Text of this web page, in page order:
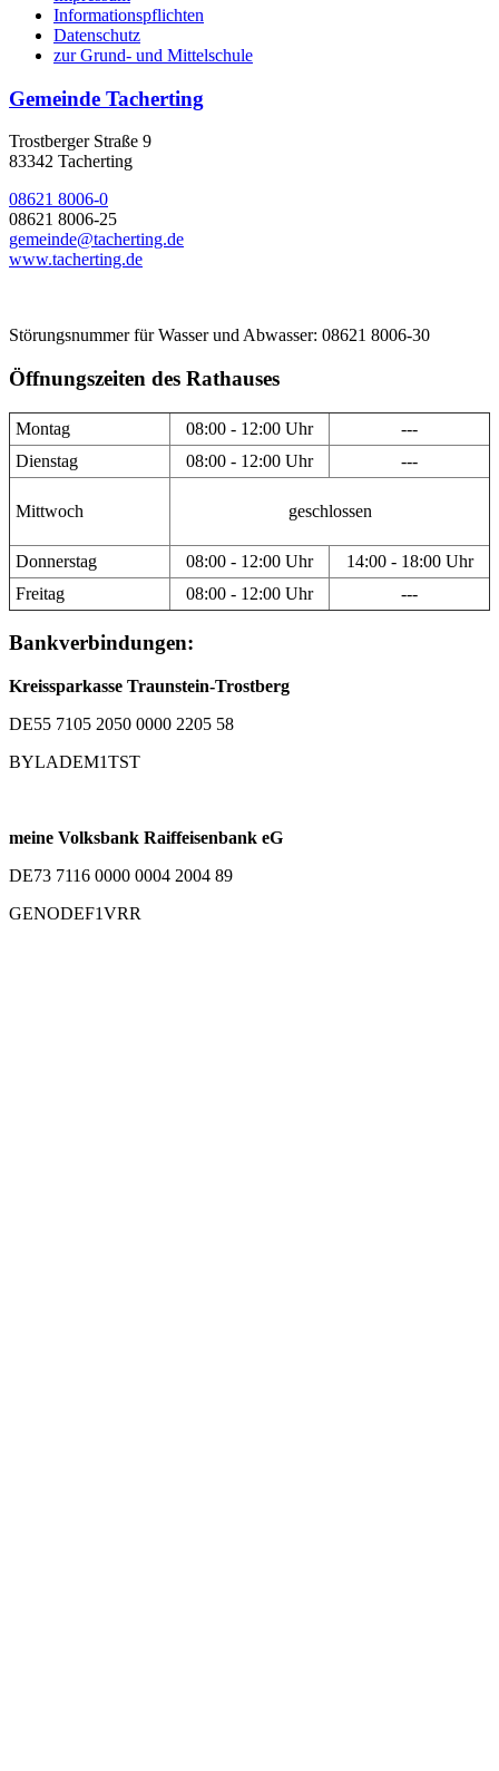
Informationspflichten
Datenschutz
zur Grund- und Mittelschule
Gemeinde Tacherting
Trostberger Straße 9
83342 Tacherting
08621 8006-0
08621 8006-25
gemeinde@tacherting.de
www.tacherting.de
Störungsnummer für Wasser und Abwasser: 08621 8006-30
Öffnungszeiten des Rathauses
Montag 08:00 - 12:00 Uhr
---
Dienstag
08:00 - 12:00 Uhr ---
Mittwoch geschlossen
Donnerstag 08:00 - 12:00 Uhr
14:00 - 18:00 Uhr
Freitag
08:00 - 12:00 Uhr ---
Bankverbindungen:
Kreissparkasse Traunstein-Trostberg
DE55 7105 2050 0000 2205 58
BYLADEM1TST
meine Volksbank Raiffeisenbank eG
DE73 7116 0000 0004 2004 89
GENODEF1VRR